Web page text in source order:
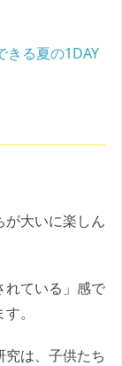
きる夏の1DAY
が大いに楽しん
れている」感で
。
は、子供たち